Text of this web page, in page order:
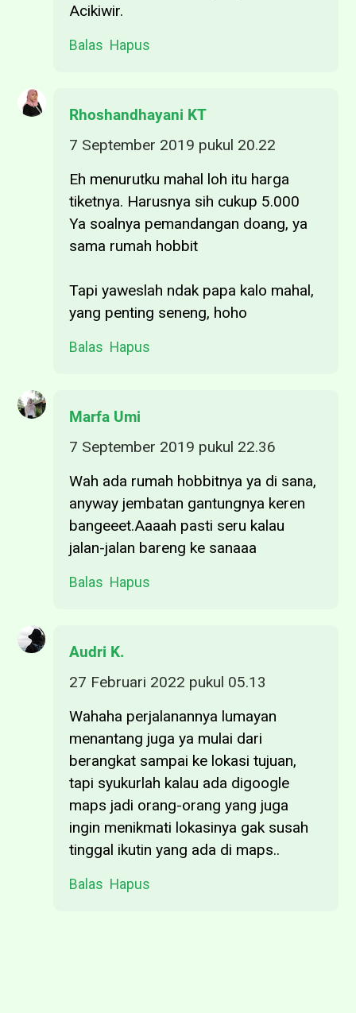
Acikiwir.
Balas Hapus
Rhoshandhayani KT
7 September 2019 pukul 20.22
Eh menurutku mahal loh itu harga
tiketnya. Harusnya sih cukup 5.000
Ya soalnya pemandangan doang, ya
sama rumah hobbit
Tapi yaweslah ndak papa kalo mahal,
yang penting seneng, hoho
Balas Hapus
Marfa Umi
7 September 2019 pukul 22.36
Wah ada rumah hobbitnya ya di sana,
anyway jembatan gantungnya keren
bangeeet.Aaaah pasti seru kalau
jalan-jalan bareng ke sanaaa
Balas Hapus
Audri K.
27 Februari 2022 pukul 05.13
Wahaha perjalanannya lumayan
menantang juga ya mulai dari
berangkat sampai ke lokasi tujuan,
tapi syukurlah kalau ada digoogle
maps jadi orang-orang yang juga
ingin menikmati lokasinya gak susah
tinggal ikutin yang ada di maps..
Balas Hapus